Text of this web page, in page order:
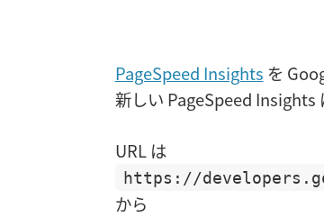
PageSpeed Insights を
新しい PageSpeed Insights
URL は
https://
から